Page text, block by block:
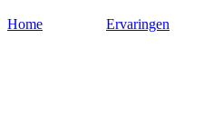
Home Ervaringen